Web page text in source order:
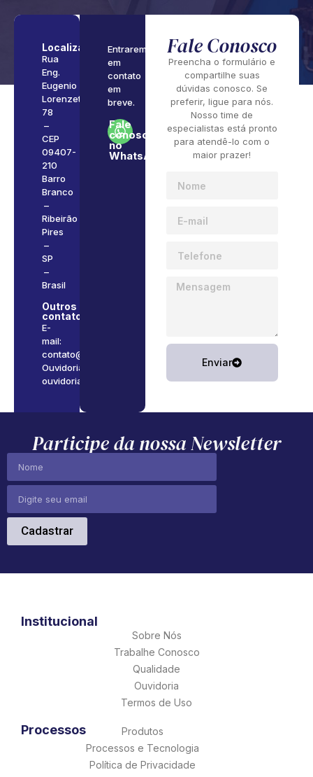
Localização
Rua
Eng.
Eugenio
Lorenzetti,
78
–
CEP
09407-
210
Barro
Branco
–
Ribeirão
Pires
–
SP
–
Brasil
Outros
contatos
E-
mail:
contato@somabrasil.com.br
Ouvidoria:
ouvidoria@somabrasil.com.br
Entraremos
em
contato
em
breve.
Fale
conosco
no
WhatsApp
Fale Conosco
Preencha o formulário e
compartilhe suas
dúvidas conosco. Se
preferir, ligue para nós.
Nosso time de
especialistas está pronto
para atendê-lo com o
maior prazer!
Enviar
Participe da nossa Newsletter
Cadastrar
Institucional
Sobre Nós
Trabalhe Conosco
Qualidade
Ouvidoria
Termos de Uso
Processos
Produtos
Processos e Tecnologia
Política de Privacidade